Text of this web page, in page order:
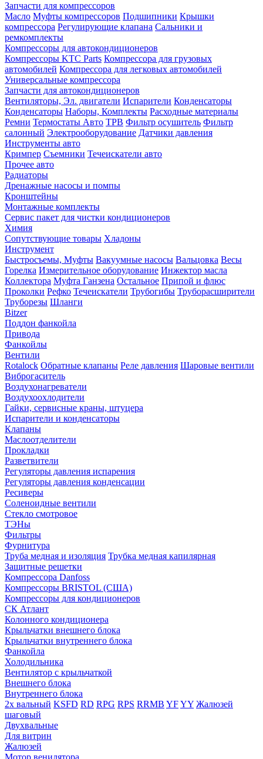
Запчасти для компрессоров
Масло Муфты компрессоров Подшипники Крышки
компрессора Регулирующие клапана Сальники и
ремкомплекты
Компрессоры для автокондиционеров
Компрессоры KTC Parts Компрессора для грузовых
автомобилей Компрессора для легковых автомобилей
Универсальные компрессора
Запчасти для автокондиционеров
Вентиляторы, Эл. двигатели Испарители Конденсаторы
Конденсаторы Наборы, Комплекты Расходные материалы
Ремни Термостаты Авто ТРВ Фильтр осушитель Фильтр
салонный Электрооборудование Датчики давления
Инструменты авто
Кримпер Съемники Течеискатели авто
Прочее авто
Радиаторы
Дренажные насосы и помпы
Кронштейны
Монтажные комплекты
Сервис пакет для чистки кондиционеров
Химия
Сопутствующие товары Хладоны
Инструмент
Быстросъемы, Муфты Вакуумные насосы Вальцовка Весы
Горелка Измерительное оборудование Инжектор масла
Коллектора Муфта Ганзена Остальное Припой и флюс
Проколки Рефко Течеискатели Трубогибы Труборасширители
Труборезы Шланги
Bitzer
Поддон фанкойла
Привода
Фанкойлы
Вентили
Rotalock Обратные клапаны Реле давления Шаровые вентили
Виброгаситель
Воздухонагреватели
Воздухоохлодители
Гайки, сервисные краны, штуцера
Испарители и конденсаторы
Клапаны
Маслоотделители
Прокладки
Разветвители
Регуляторы давления испарения
Регуляторы давления конденсации
Ресиверы
Соленоидные вентили
Стекло смотровое
ТЭНы
Фильтры
Фурнитура
Труба медная и изоляция Трубка медная капилярная
Защитные решетки
Компрессора Danfoss
Компрессоры BRISTOL (США)
Компрессоры для кондиционеров
СК Атлант
Колонного кондиционера
Крыльчатки внешнего блока
Крыльчатки внутреннего блока
Фанкойла
Холодильника
Вентилятор с крыльчаткой
Внешнего блока
Внутреннего блока
2х вальный KSFD RD RPG RPS RRMB YFYY Жалюзей
шаговый
Двухвальные
Для витрин
Жалюзей
Мотор венилятора